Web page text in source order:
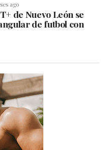
ago
de Nuevo León se
de futbol con